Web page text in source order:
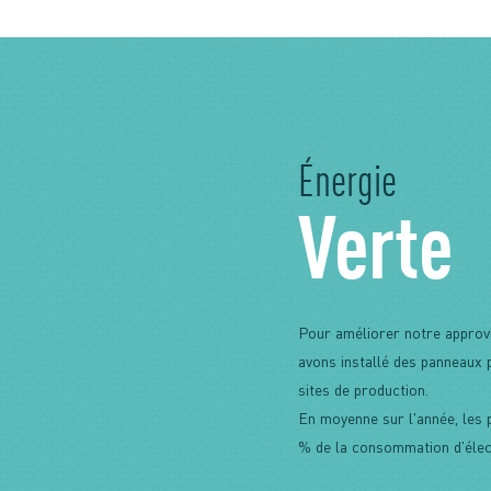
Énergie
Verte
Pour améliorer notre
avons installé des
sites de production.
En moyenne sur l'année, les
% de la consommation